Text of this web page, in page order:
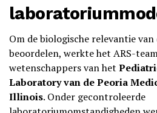
Om de biologische relevantie
beoordelen, werkte het ARS-
wetenschappers van het
Laboratory van de Peoria
Illinois. Onder gecontroleerde